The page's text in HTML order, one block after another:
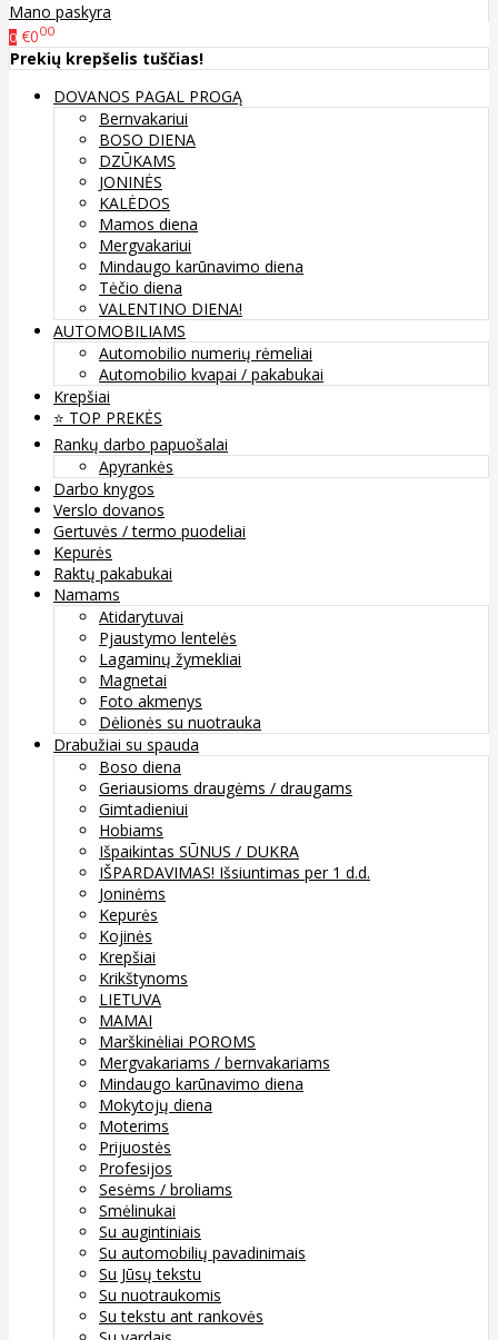
Mano paskyra
0 €000
Prekių krepšelis tuščias!
DOVANOS PAGAL PROGĄ
Bernvakariui
BOSO DIENA
DZŪKAMS
JONINĖS
KALĖDOS
Mamos diena
Mergvakariui
Mindaugo karūnavimo diena
Tėčio diena
VALENTINO DIENA!
AUTOMOBILIAMS
Automobilio numerių rėmeliai
Automobilio kvapai / pakabukai
Krepšiai
⭐️ TOP PREKĖS
Rankų darbo papuošalai
Apyrankės
Darbo knygos
Verslo dovanos
Gertuvės / termo puodeliai
Kepurės
Raktų pakabukai
Namams
Atidarytuvai
Pjaustymo lentelės
Lagaminų žymekliai
Magnetai
Foto akmenys
Dėlionės su nuotrauka
Drabužiai su spauda
Boso diena
Geriausioms draugėms / draugams
Gimtadieniui
Hobiams
Išpaikintas SŪNUS / DUKRA
IŠPARDAVIMAS! Išsiuntimas per 1 d.d.
Joninėms
Kepurės
Kojinės
Krepšiai
Krikštynoms
LIETUVA
MAMAI
Marškinėliai POROMS
Mergvakariams / bernvakariams
Mindaugo karūnavimo diena
Mokytojų diena
Moterims
Prijuostės
Profesijos
Sesėms / broliams
Smėlinukai
Su augintiniais
Su automobilių pavadinimais
Su Jūsų tekstu
Su nuotraukomis
Su tekstu ant rankovės